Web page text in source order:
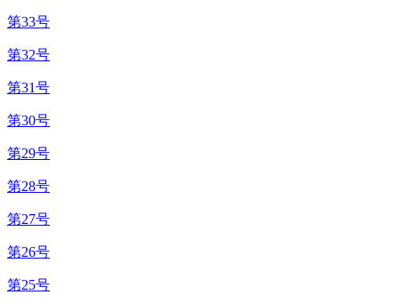
第33号
第32号
第31号
第30号
第29号
第28号
第27号
第26号
第25号